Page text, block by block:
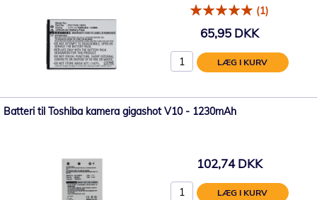
(1)
65,95 DKK
LÆG I KURV
Batteri til Toshiba kamera gigashot V10 - 1230mAh
102,74 DKK
LÆG I KURV